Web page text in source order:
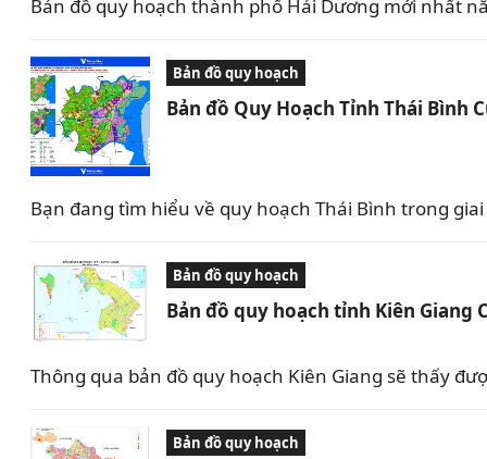
Bản đồ quy hoạch thành phố Hải Dương mới nhất
Bản đồ quy hoạch
Bản đồ Quy Hoạch Tỉnh Thái Bình
Bạn đang tìm hiểu về quy hoạch Thái Bình trong
Bản đồ quy hoạch
Bản đồ quy hoạch tỉnh Kiên Giang
Thông qua bản đồ quy hoạch Kiên Giang sẽ thấy
Bản đồ quy hoạch